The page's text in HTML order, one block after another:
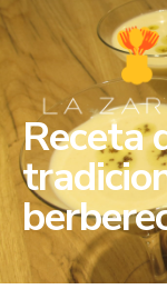
Receta